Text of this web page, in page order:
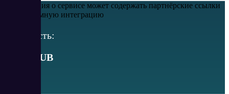
Информация о сервисе может содержать партнёрские ссылки
или рекламную интеграцию
Стоимость:
RUB